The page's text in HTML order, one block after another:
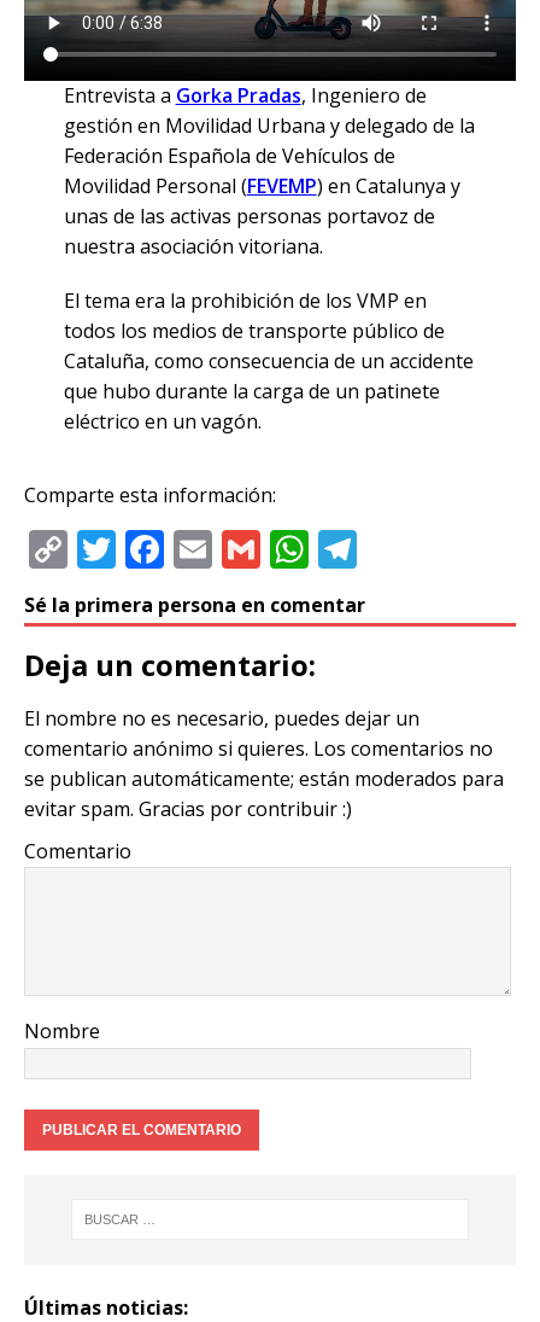
Entrevista a Gorka Pradas, Ingeniero de
gestión en Movilidad Urbana y delegado de la
Federación Española de Vehículos de
Movilidad Personal (FEVEMP) en Catalunya y
unas de las activas personas portavoz de
nuestra asociación vitoriana.
El tema era la prohibición de los VMP en
todos los medios de transporte público de
Cataluña, como consecuencia de un accidente
que hubo durante la carga de un patinete
eléctrico en un vagón.
Comparte esta información:
C
o
p
y
Li
n
k
T
w
it
te
r
F
a
c
e
b
o
o
k
E
m
ai
l
G
m
ai
l
W
h
at
s
A
p
p
el
e
ra
m
Sé la primera persona en comentar
Deja un comentario:
El nombre no es necesario, puedes dejar un
comentario anónimo si quieres. Los comentarios no
se publican automáticamente; están moderados para
evitar spam. Gracias por contribuir :)
Comentario
Nombre
Últimas noticias: